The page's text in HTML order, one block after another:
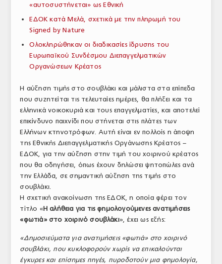
ΣΦΑΓΕΙΑ
ΠΡΩΤΕΣ ΥΛΕΣ
ΕΞΟΠΛΙΣΜΟΣ
ΥΠΗΡΕΣΙΕΣ
ΕΜΠΟΡΙΚΟΙ ΑΝΤΙΠΡΟΣΩΠΟΙ
ΝΟΜΟΘΕΣΙΑ
ΕΥΡΩΠΑΪΚΗ ΝΟΜΟΘΕΣΙΑ
ΤΟ ΠΕΡΙΟΔΙΚΟ
Profile
ΑΡΧΕΙΟ ΤΕΥΧΩΝ
ΣΥΝΕΔΡΙΟ ΚΡΕΑΤΟΣ
«αυτοσυστήνεται» ως Εθνική
ΕΔΟΚ κατά Μελά, σχετικά με την πληρωμή του
Signed by Nature
Ολοκληρώθηκαν οι διαδικασίες ίδρυσης του
Ευρωπαϊκού Συνδέσμου Διεπαγγελματικών
Οργανώσεων Κρέατος
Η αύξηση τιμής στο σουβλάκι και μάλιστα στα επίπεδα
που συζητείται τις τελευταίες ημέρες, θα πλήξει και τα
ελληνικά νοικοκυριά και τους επαγγελματίες, και αποτελεί
επικίνδυνο παιχνίδι που στήνεται στις πλάτες των
Ελλήνων κτηνοτρόφων. Αυτή είναι εν πολλοίς η άποψη
της Εθνικής Διεπαγγελματικής Οργάνωσης Κρέατος –
ΕΔΟΚ, για την αύξηση στην τιμή του χοιρινού κρέατος
που θα οδηγήσει, όπως έχουν δηλώσει ψητοπώλες ανά
την Ελλάδα, σε σημαντική αύξηση της τιμής στο
σουβλάκι.
Η σχετική ανακοίνωση της ΕΔΟΚ, η οποία φέρει τον
τίτλο «Η αλήθεια για τις φημολογούμενες ανατιμήσεις
«φωτιά» στο χοιρινό σουβλάκι», έχει ως εξής:
«Δημοσιεύματα για ανατιμήσεις «φωτιά» στο χοιρινό
σουβλάκι, που κυκλοφορούν χωρίς να επικαλούνται
έγκυρες και επίσημες πηγές, πυροδοτούν μια φημολογία,